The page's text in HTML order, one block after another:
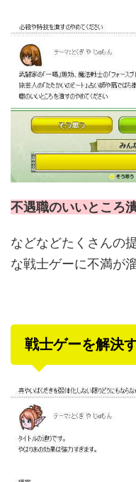
不遇職のいいところ
などなどたくさんの
な戦士ゲーに不満が
戦士ゲーを解決